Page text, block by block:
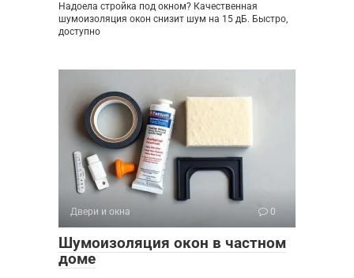
Надоела стройка под окном? Качественная
шумоизоляция окон снизит шум на 15 дБ. Быстро,
доступно
Двери и окна 0
Шумоизоляция окон в частном
доме